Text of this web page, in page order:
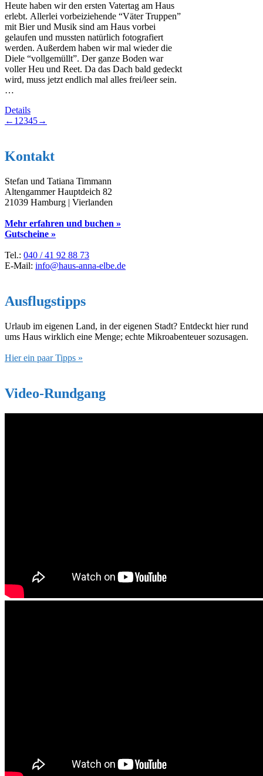
Heute haben wir den ersten Vatertag am Haus
erlebt. Allerlei vorbeiziehende “Väter Truppen”
mit Bier und Musik sind am Haus vorbei
gelaufen und mussten natürlich fotografiert
werden. Außerdem haben wir mal wieder die
Diele “vollgemüllt”. Der ganze Boden war
voller Heu und Reet. Da das Dach bald gedeckt
wird, muss jetzt endlich mal alles frei/leer sein.
…
Details
← 1 2345→
Kontakt
Stefan und Tatiana Timmann
Altengammer Hauptdeich 82
21039 Hamburg | Vierlanden
Mehr erfahren und buchen »
Gutscheine »
Tel.: 040 / 41 92 88 73
E-Mail: info@haus-anna-elbe.de
Ausflugstipps
Urlaub im eigenen Land, in der eigenen Stadt? Entdeckt hier rund
ums Haus wirklich eine Menge; echte Mikroabenteuer sozusagen.
Hier ein paar Tipps »
Video-Rundgang